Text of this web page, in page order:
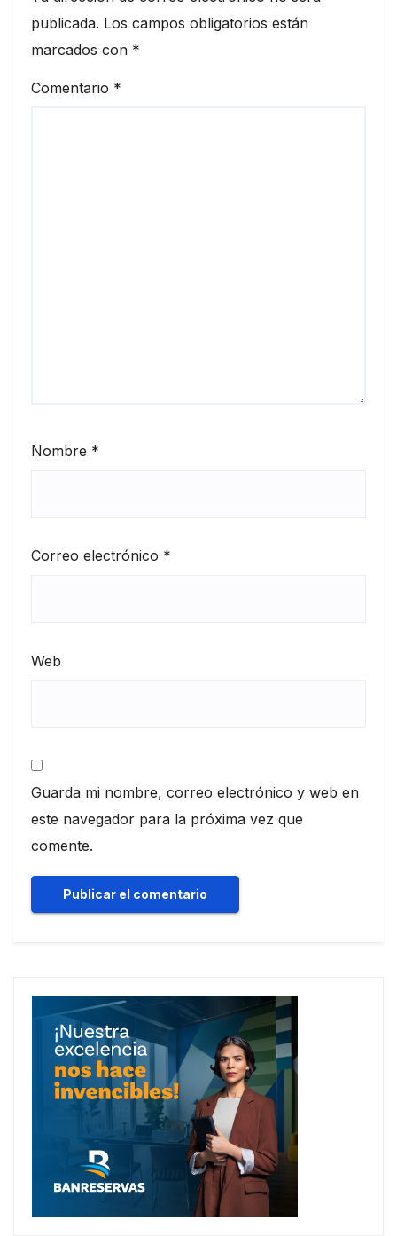
publicada. Los campos obligatorios están
marcados con *
Comentario *
Nombre *
Correo electrónico *
Web
Guarda mi nombre, correo electrónico y web en
este navegador para la próxima vez que
comente.